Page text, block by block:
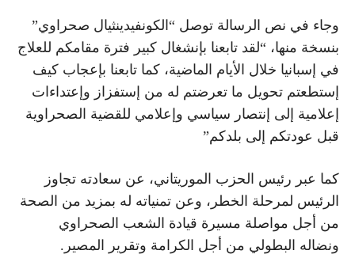
وجاء في نص الرسالة توصل “الكونفيدينثيال صحراوي”
بنسخة منها، “لقد تابعنا بإنشغال كبير فترة مقامكم للعلاج
في إسبانيا خلال الأيام الماضية، كما تابعنا بإعجاب كيف
إستطعتم تحويل ما تعرضتم له من إستفزاز وإعتداءات
إعلامية إلى إنتصار سياسي وإعلامي للقضية الصحراوية
قبل عودتكم إلى بلدكم”
كما عبر رئيس الحزب الموريتاني، عن سعادته تجاوز
الرئيس لمرحلة الخطر، وعن تمنياته له بمزيد من الصحة
من أجل مواصلة مسيرة قيادة الشعب الصحراوي
ونضاله البطولي من أجل الكرامة وتقرير المصير.